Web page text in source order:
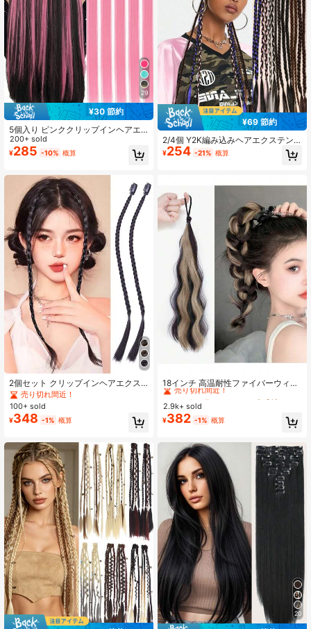
29
¥30 節約
5個入り ピンククリップインヘアエ
クステンション、20インチ ストレー
ト、合成素材、ハロウィン コスプ
レ、ドレスアップ、ファッションパ
のイベントに適しています。女性へ
の贈り物としても使えます。クリス
マス、新年のカーニバル、ミュージ
ックフェスなどのイベントにも使え
ます (ピンク)
200+ sold
¥285 -10% 概算
2個セット クリップインヘアエクス
テンション ロング前髪＆ポニーテー
ル用 18インチ ブラック ストレート
合成毛 ナチュラルで柔らかい 女の子
のデイリー使い向け ヘアピース
売り切れ間近！
100+ sold
¥348 -1% 概算
¥69 節約
2/4個 Y2K編み込みヘアエクステン
ション、クリップインヘアエクステ
ンション、ブラックベビーブレイ
ト合成毛、スムーズでファッショナ
ブルなクリップインヘアエクステン
ション、女性向け、18インチ合成カ
ラーウィッグ、ハロウィンパーティ
ーと音楽フェスティバルに適してい
¥254 -21% 概算
18インチ 高温耐性ファイバーウィッ
グ、コーカサス系女性向け、ブラッ
ク ポニーテール ヘアエクステンショ
ン、ウィッグヘアピース
売り切れ間近！
#1 ベストセラー
売り切れ間近！
#1 ベストセラー
売り切れ間近！
#1 ベストセラー
2.9k+ sold
¥382 -1% 概算
20